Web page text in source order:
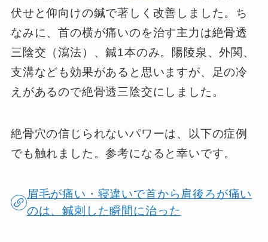
伏せと仰向けの鍼で著しく改善しました。ち
なみに、首の横が痛いのを治す主力は絶骨透
三陰交（瀉法）、鍼1本のみ。陽陵泉、外関、
支溝なども効果があると思いますが、足の冷
えがあるので絶骨透三陰交にしました。
絶骨穴の信じられないパワーは、以下の症例
でも触れました。参考になると幸いです。
眉毛が痛い・寝違いで首から肩後ろが痛い
のは、鍼刺した瞬間に治った